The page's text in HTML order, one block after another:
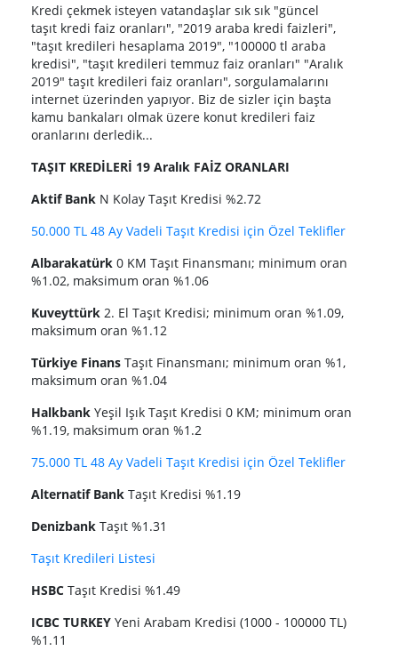
Kredi çekmek isteyen vatandaşlar sık sık "güncel
taşıt kredi faiz oranları", "2019 araba kredi faizleri",
"taşıt kredileri hesaplama 2019", "100000 tl araba
kredisi", "taşıt kredileri temmuz faiz oranları" "Aralık
2019" taşıt kredileri faiz oranları", sorgulamalarını
internet üzerinden yapıyor. Biz de sizler için başta
kamu bankaları olmak üzere konut kredileri faiz
oranlarını derledik...
TAŞIT KREDİLERİ 19 Aralık FAİZ ORANLARI
Aktif Bank N Kolay Taşıt Kredisi %2.72
50.000 TL 48 Ay Vadeli Taşıt Kredisi için Özel Teklifler
Albarakatürk 0 KM Taşıt Finansmanı; minimum oran
%1.02, maksimum oran %1.06
Kuveyttürk 2. El Taşıt Kredisi; minimum oran %1.09,
maksimum oran %1.12
Türkiye Finans Taşıt Finansmanı; minimum oran %1,
maksimum oran %1.04
Halkbank Yeşil Işık Taşıt Kredisi 0 KM; minimum oran
%1.19, maksimum oran %1.2
75.000 TL 48 Ay Vadeli Taşıt Kredisi için Özel Teklifler
Alternatif Bank Taşıt Kredisi %1.19
Denizbank Taşıt %1.31
Taşıt Kredileri Listesi
HSBC Taşıt Kredisi %1.49
ICBC TURKEY Yeni Arabam Kredisi (1000 - 100000 TL)
%1.11